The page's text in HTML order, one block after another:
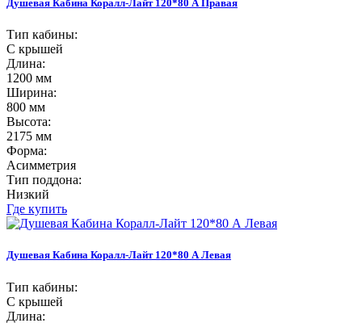
Душевая Кабина Коралл-Лайт 120*80 А Правая
Тип кабины:
С крышей
Длина:
1200 мм
Ширина:
800 мм
Высота:
2175 мм
Форма:
Асимметрия
Тип поддона:
Низкий
Где купить
Душевая Кабина Коралл-Лайт 120*80 А Левая
Тип кабины:
С крышей
Длина: